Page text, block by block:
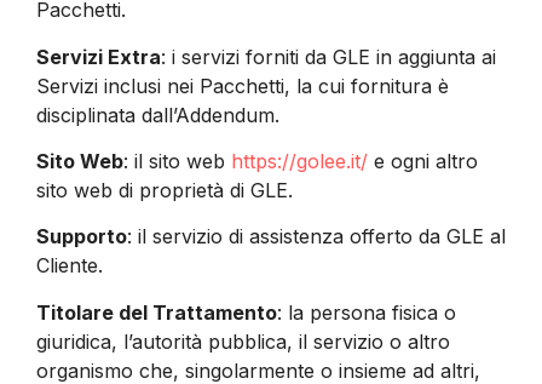
Pacchetti.
Servizi Extra: i servizi forniti da GLE in aggiunta ai
Servizi inclusi nei Pacchetti, la cui fornitura è
disciplinata dall’Addendum.
Sito Web: il sito web https://golee.it/ e ogni altro
sito web di proprietà di GLE.
Supporto: il servizio di assistenza offerto da GLE al
Cliente.
Titolare del Trattamento: la persona fisica o
giuridica, l’autorità pubblica, il servizio o altro
organismo che, singolarmente o insieme ad altri,